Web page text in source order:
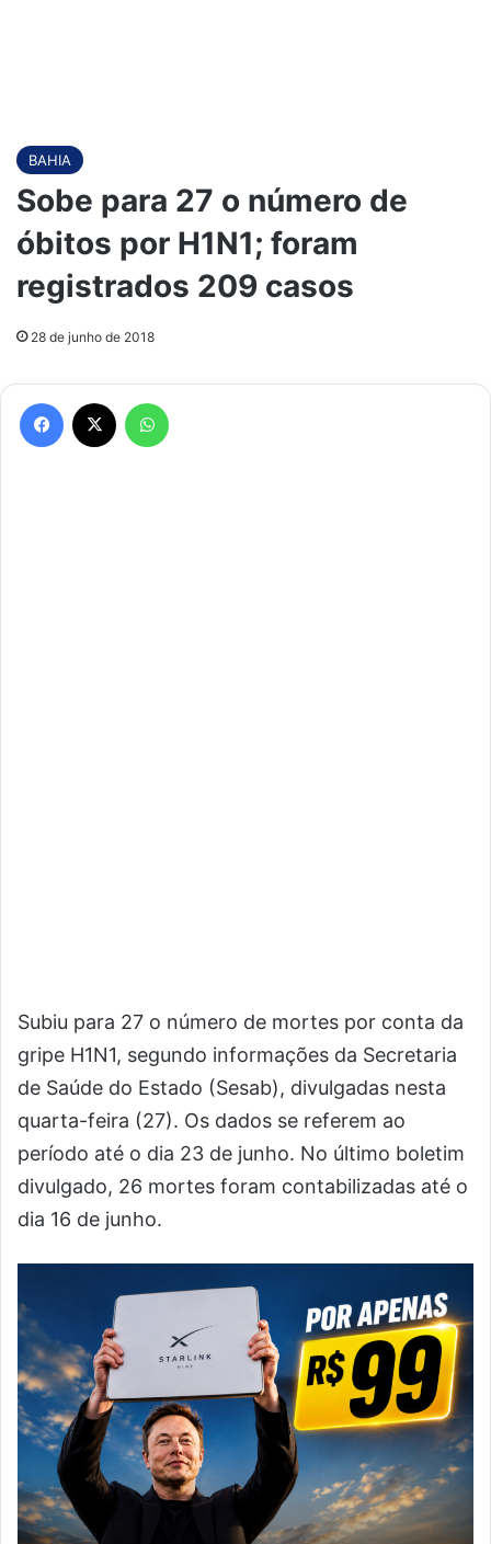
BAHIA
Sobe para 27 o número de
óbitos por H1N1; foram
registrados 209 casos
28 de junho de 2018
Subiu para 27 o número de mortes por conta da
gripe H1N1, segundo informações da Secretaria
de Saúde do Estado (Sesab), divulgadas nesta
quarta-feira (27). Os dados se referem ao
período até o dia 23 de junho. No último boletim
divulgado, 26 mortes foram contabilizadas até o
dia 16 de junho.